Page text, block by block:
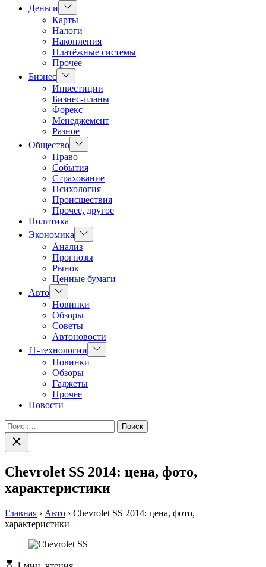
Деньги
Показать
подменю
Карты
Налоги
Накопления
Платёжные системы
Прочее
Бизнес Показать
подменю
Инвестиции
Бизнес-планы
Форекс
Менеджемент
Разное
Общество Показать
подменю
Право
События
Страхование
Психология
Происшествия
Прочее, другое
Политика
Экономика
Показать
подменю
Анализ
Прогнозы
Рынок
Ценные бумаги
Авто Показать
подменю
Новинки
Обзоры
Советы
Автоновости
IT-технологии
Показать
подменю
Новинки
Обзоры
Гаджеты
Прочее
Новости
Найти:
Закрыть
поиск
Chevrolet SS 2014: цена, фото,
характеристики
Главная › Авто › Chevrolet SS 2014: цена, фото,
характеристики
Расчетное